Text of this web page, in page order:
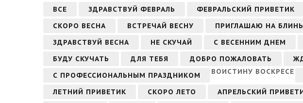
ВСЕ ЗДРАВСТВУЙ ФЕВРАЛЬ ФЕВРАЛЬСКИЙ ПРИВЕТИК
СКОРО ВЕСНА
ВСТРЕЧАЙ ВЕСНУ ПРИГЛАШАЮ НА
ЗДРАВСТВУЙ ВЕСНА
НЕ СКУЧАЙ С ВЕСЕННИМ ДНЕМ
БУДУ СКУЧАТЬ
ДЛЯ ТЕБЯ ДОБРО ПОЖАЛОВАТЬ
С ПРОФЕССИОНАЛЬНЫМ ПРАЗДНИКОМ
ВОИСТИНУ ВОСКРЕСЕ
ЛЕТНИЙ ПРИВЕТИК
СКОРО ЛЕТО АПРЕЛЬСКИЙ